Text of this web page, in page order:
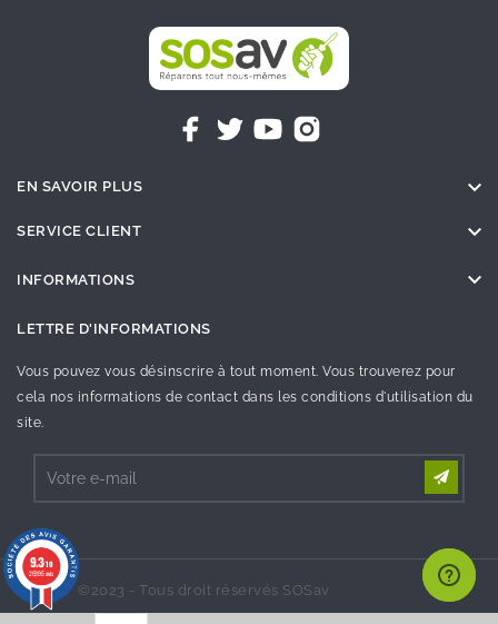
EN SAVOIR PLUS 
SERVICE CLIENT 
INFORMATIONS 
LETTRE D'INFORMATIONS
Vous pouvez vous désinscrire à tout moment. Vous trouverez pour
cela nos informations de contact dans les conditions d'utilisation du
site.
©2023 - Tous droit réservés SOSav
9.3/10
26995 avis